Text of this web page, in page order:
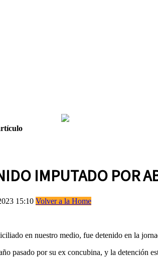
IMPUTADO POR
15:10 Volver a la Home
en nuestro medio, fue detenido en la
pasado por su ex concubina, y la detención